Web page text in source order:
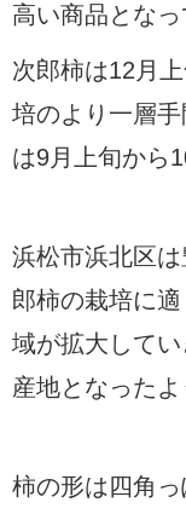
高い商品となっ
次郎柿は12月
培のより一層
は9月上旬から
浜松市浜北区
郎柿の栽培に
域が拡大して
産地となったよ
柿の形は四角